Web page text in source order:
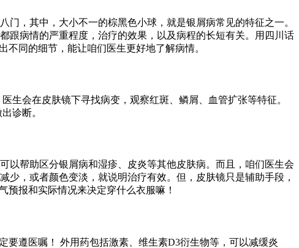
，其中，大小不一的棕黑色小球，就是银屑病常见的特征之一。
跟病情的严重程度，治疗的效果，以及病程的长短有关。用四川话
同的细节，能让咱们医生更好地了解病情。
生会在皮肤镜下寻找病变，观察红斑、鳞屑、血管扩张等特征。
诊断。
以帮助区分银屑病和湿疹、皮炎等其他皮肤病。而且，咱们医生会
，或者颜色变淡，就说明治疗有效。但，皮肤镜只是辅助手段，
预报和实际情况来决定穿什么衣服嘛！
要遵医嘱！ 外用药包括激素、维生素D3衍生物等，可以减缓炎